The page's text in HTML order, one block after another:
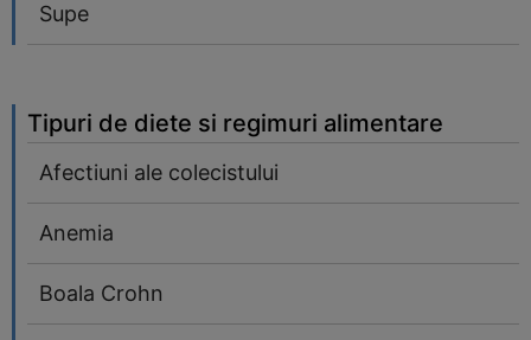
Supe
Tipuri de diete si regimuri alimentare
Afectiuni ale colecistului
Anemia
Boala Crohn